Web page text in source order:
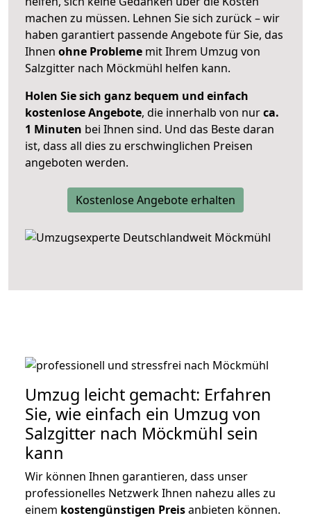
machen zu müssen. Lehnen Sie sich zurück – wir
haben garantiert passende Angebote für Sie, das
Ihnen ohne Probleme mit Ihrem Umzug von
Salzgitter nach Möckmühl helfen kann.
Holen Sie sich ganz bequem und einfach
kostenlose Angebote, die innerhalb von nurca.
1 Minuten bei Ihnen sind. Und das Beste daran
ist, dass all dies zu erschwinglichen Preisen
angeboten werden.
Kostenlose Angebote erhalten
Umzug leicht gemacht: Erfahren
Sie, wie einfach ein Umzug von
Salzgitter nach Möckmühl sein
kann
Wir können Ihnen garantieren, dass unser
professionelles Netzwerk Ihnen nahezu alles zu
einem kostengünstigen Preisanbieten können.